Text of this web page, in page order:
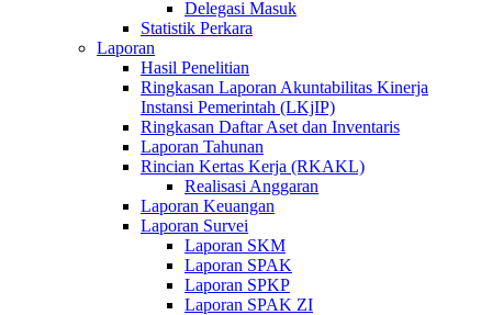
Delegasi Masuk
Statistik Perkara
Laporan
Hasil Penelitian
Ringkasan Laporan Akuntabilitas Kinerja
Instansi Pemerintah (LKjIP)
Ringkasan Daftar Aset dan Inventaris
Laporan Tahunan
Rincian Kertas Kerja (RKAKL)
Realisasi Anggaran
Laporan Keuangan
Laporan Survei
Laporan SKM
Laporan SPAK
Laporan SPKP
Laporan SPAK ZI